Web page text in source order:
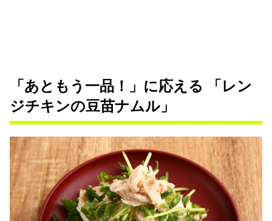
「あともう一品！」に応える 「レン
ジチキンの豆苗ナムル」